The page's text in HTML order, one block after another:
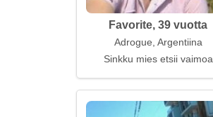
Favorite, 39 vuotta
Adrogue, Argentiina
Sinkku mies etsii vaimoa